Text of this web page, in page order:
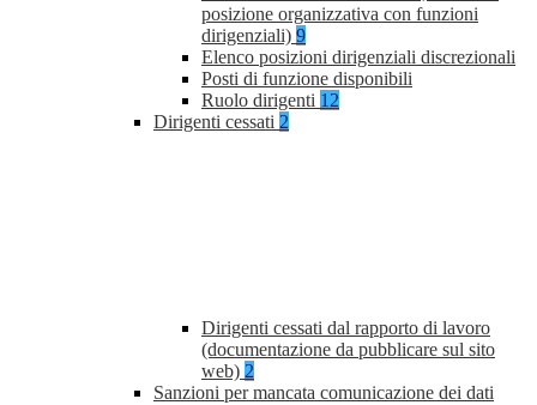
posizione organizzativa con funzioni
dirigenziali) 9
Elenco posizioni dirigenziali discrezionali
Posti di funzione disponibili
Ruolo dirigenti 12
Dirigenti cessati 2
Dirigenti cessati dal rapporto di lavoro
(documentazione da pubblicare sul sito
web) 2
Sanzioni per mancata comunicazione dei dati